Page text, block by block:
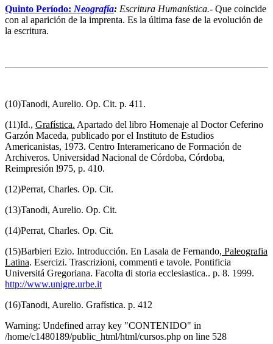
Quinto Período: Neografía: Escritura Humanística.- Que coincide
con al aparición de la imprenta. Es la última fase de la evolución de
la escritura.
(10)Tanodi, Aurelio. Op. Cit. p. 411.
(11)Id., Grafística. Apartado del libro Homenaje al Doctor Ceferino
Garzón Maceda, publicado por el Instituto de Estudios
Americanistas, 1973. Centro Interamericano de Formación de
Archiveros. Universidad Nacional de Córdoba, Córdoba,
Reimpresión l975, p. 410.
(12)Perrat, Charles. Op. Cit.
(13)Tanodi, Aurelio. Op. Cit.
(14)Perrat, Charles. Op. Cit.
(15)Barbieri Ezio. Introducción. En Lasala de Fernando, Paleografia
Latina. Esercizi. Trascrizioni, commenti e tavole. Pontificia
Universitá Gregoriana. Facolta di storia ecclesiastica.. p. 8. 1999.
http://www.unigre.urbe.it
(16)Tanodi, Aurelio. Grafística. p. 412
Warning: Undefined array key "CONTENIDO" in
/home/c1480189/public_html/html/cursos.php on line 528